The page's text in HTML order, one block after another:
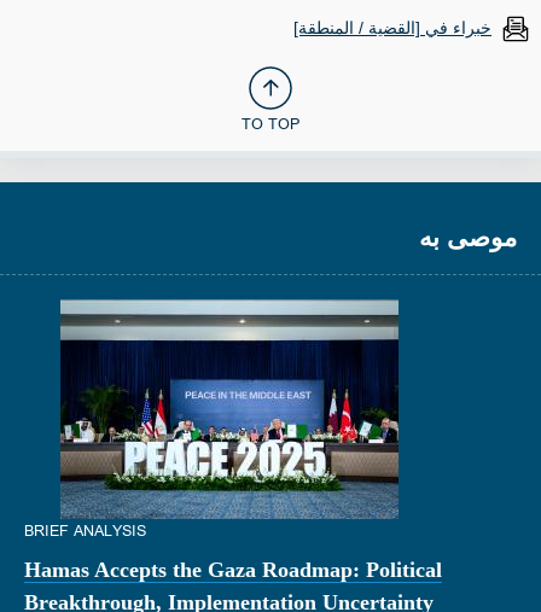
خبراء في [القضية / المنطقة]
TO TOP
موصى به
BRIEF ANALYSIS
Hamas Accepts the Gaza Roadmap: Political
Breakthrough, Implementation Uncertainty